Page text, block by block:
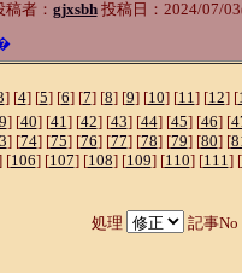
者： gjxsbh投稿日：2024/07/
] [4] [5] [6] [7] [8] [9] [10] [11] [12] [
] [40] [41] [42] [43] [44] [45] [46] [
] [74] [75] [76] [77] [78] [79] [80] [
[106] [107] [108] [109] [110] [111] [
処理 記事No